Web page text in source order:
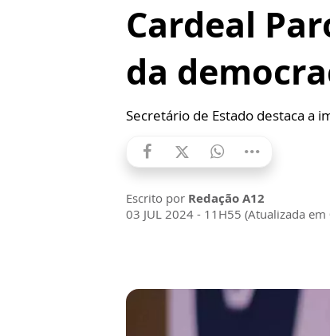
Cardeal
da
Secretário de Estado destaca a
Escrito por Redação A12
03 JUL 2024 - 11H55 (Atualizada